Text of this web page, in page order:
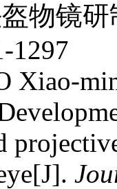
物镜
1297
Xiao-